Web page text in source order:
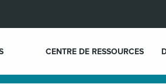
CENTRE DE RESSOURCES